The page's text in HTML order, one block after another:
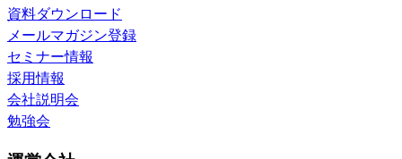
資料ダウンロード
メールマガジン登録
セミナー情報
採用情報
会社説明会
勉強会